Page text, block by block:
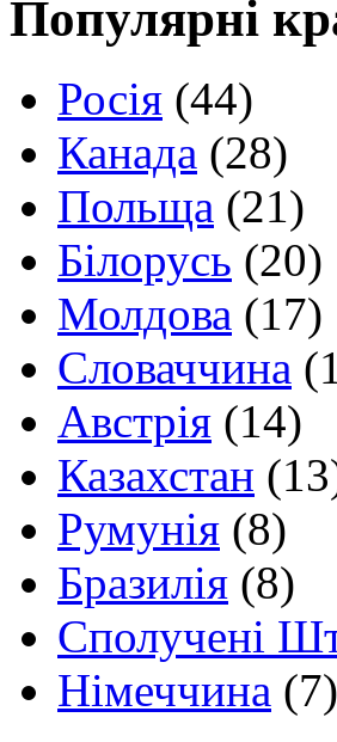
Популярні
Росія (44)
Канада (28)
Польща (21)
Білорусь (20)
Молдова (17)
Словаччина
Австрія (14)
Казахстан
Румунія (8)
Бразилія (8)
Сполучені
Німеччина (7)